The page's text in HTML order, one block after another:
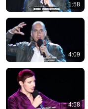
1:58
4:09
4:58